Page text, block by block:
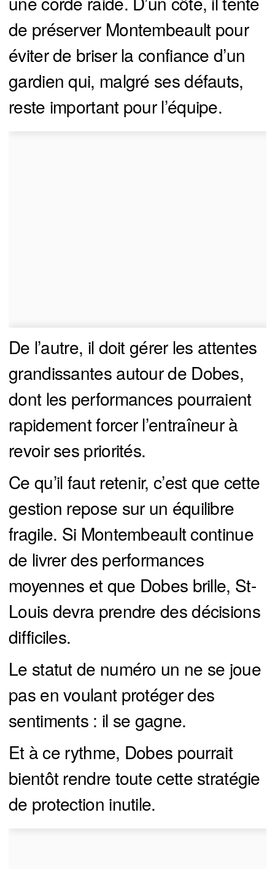
de préserver Montembeault pour
éviter de briser la confiance d’un
gardien qui, malgré ses défauts,
reste important pour l’équipe.
De l’autre, il doit gérer les attentes
grandissantes autour de Dobes,
dont les performances pourraient
rapidement forcer l’entraîneur à
revoir ses priorités.
Ce qu’il faut retenir, c’est que cette
gestion repose sur un équilibre
fragile. Si Montembeault continue
de livrer des performances
moyennes et que Dobes brille, St-
Louis devra prendre des décisions
difficiles.
Le statut de numéro un ne se joue
pas en voulant protéger des
sentiments : il se gagne.
Et à ce rythme, Dobes pourrait
bientôt rendre toute cette stratégie
de protection inutile.